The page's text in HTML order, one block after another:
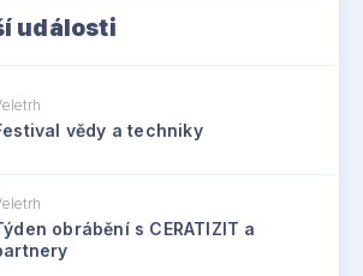
události
vědy a techniky
obrábění s CERATIZIT a